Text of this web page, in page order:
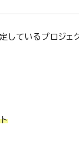
しているプロジェ